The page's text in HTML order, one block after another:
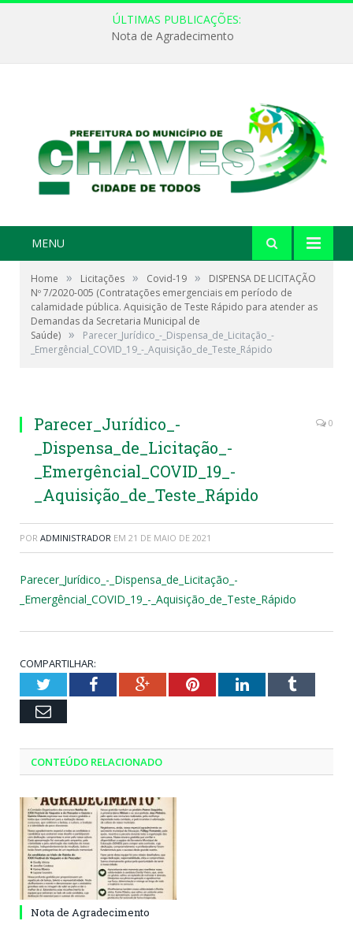
ÚLTIMAS PUBLICAÇÕES:
Nota de Agradecimento
MENU
Home » Licitações » Covid-19 »
DISPENSA DE LICITAÇÃO
Nº 7/2020-005 (Contratações emergenciais em período de
calamidade pública. Aquisição de Teste Rápido para atender as
Demandas da Secretaria Municipal de
Saúde) »
Parecer_Jurídico_-_Dispensa_de_Licitação_-
_Emergêncial_COVID_19_-_Aquisição_de_Teste_Rápido
Parecer_Jurídico_-
_Dispensa_de_Licitação_-
_Emergêncial_COVID_19_-
_Aquisição_de_Teste_Rápido
0
POR ADMINISTRADOR EM 21 DE MAIO DE 2021
Parecer_Jurídico_-_Dispensa_de_Licitação_-
_Emergêncial_COVID_19_-_Aquisição_de_Teste_Rápido
COMPARTILHAR:
TwitterFacebookGoogle+PinterestLinkedInTumblr
Email
CONTEÚDO RELACIONADO
Nota de Agradecimento